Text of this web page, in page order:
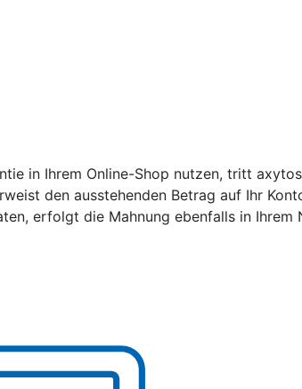
in Ihrem Online-Shop nutzen, tritt
den ausstehenden Betrag auf Ihr
erfolgt die Mahnung ebenfalls in Ihrem